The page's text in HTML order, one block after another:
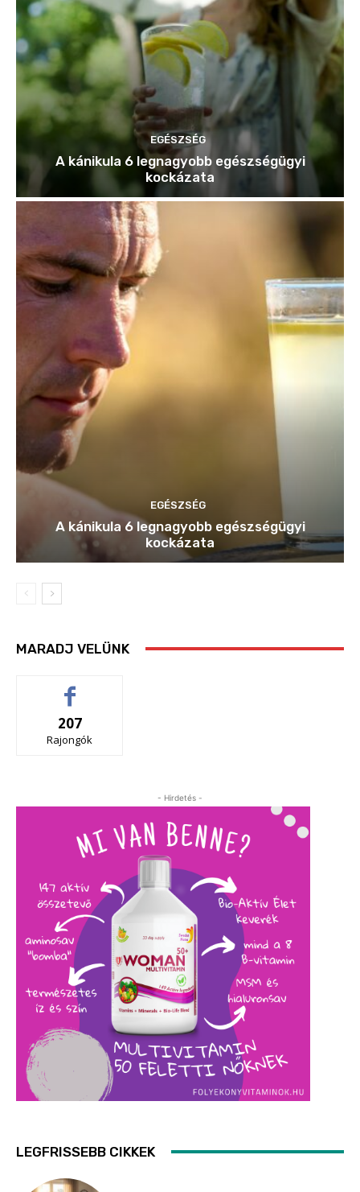
EGÉSZSÉG
A kánikula 6 legnagyobb egészségügyi
kockázata
EGÉSZSÉG
A kánikula 6 legnagyobb egészségügyi
kockázata
MARADJ VELÜNK
207
Rajongók
- Hirdetés -
LEGFRISSEBB CIKKEK